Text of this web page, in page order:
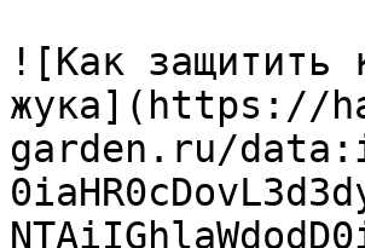
![Как защитить
жука](https://
garden.ru/